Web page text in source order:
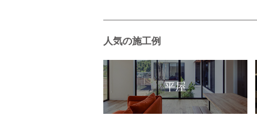
人気の施工例
平屋